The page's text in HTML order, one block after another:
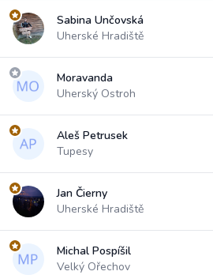
Sabina Unčovská
Uherské Hradiště
Moravanda
Uherský Ostroh
Aleš Petrusek
Tupesy
Jan Čierny
Uherské Hradiště
Michal Pospíšil
Velký Ořechov